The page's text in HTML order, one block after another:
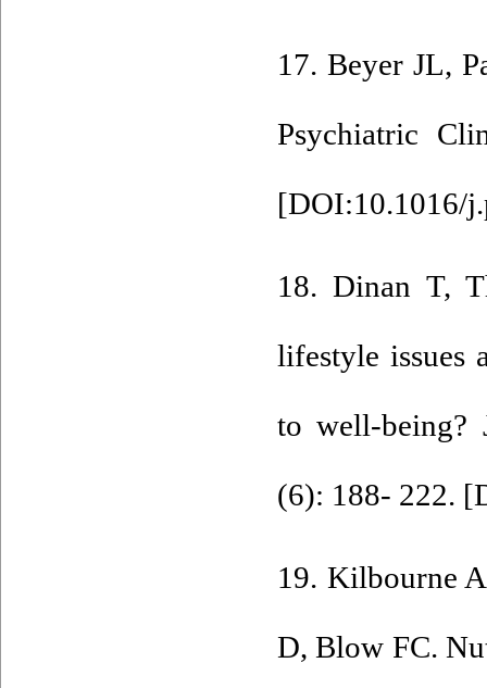
17. Beyer JL,
Psychiatric
[DOI:10.1016/
18. Dinan T,
lifestyle issues
to well-being?
(6): 188- 222. [
19. Kilbourne
D, Blow FC.